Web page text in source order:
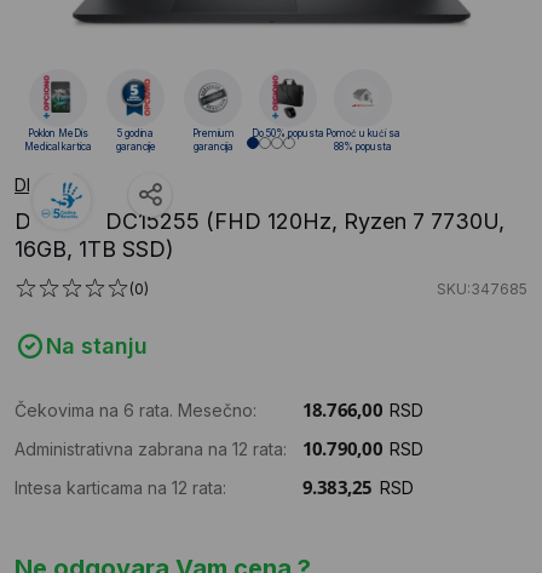
DELL
DELL 15 DC15255 (FHD 120Hz, Ryzen 7 7730U,
16GB, 1TB SSD)
(0) SKU:347685
Na stanju
Čekovima na 6 rata. Mesečno:
RSD
Administrativna zabrana na 12 rata:
RSD
Intesa karticama na 12 rata:
RSD
Poklon MeDis
Medical kartica
5 godina
garancije
Premium
garancija
Do 50% popusta Pomoć u kući sa
88% popusta